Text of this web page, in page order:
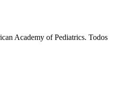
Academy of Pediatrics. Todos